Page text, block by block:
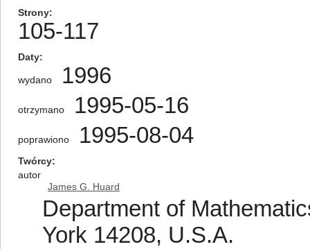
Strony
105-117
Daty
wydano 1996
otrzymano 1995-05-16
poprawiono 1995-08-04
Twórcy
autor
James G. Huard
Department of
York 14208, U.S.A.